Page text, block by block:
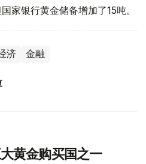
家银行黄金储备增加了15吨。
济 金融
黄金购买国之一